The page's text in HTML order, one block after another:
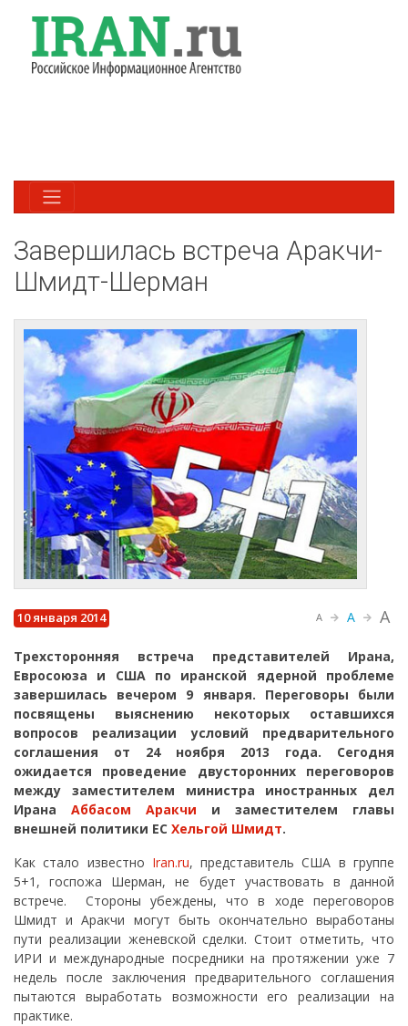
Завершилась встреча Аракчи-
Шмидт-Шерман
10 января 2014 A A A
Трехсторонняя встреча представителей Ирана,
Евросоюза и США по иранской ядерной проблеме
завершилась вечером 9 января. Переговоры были
посвящены выяснению некоторых оставшихся
вопросов реализации условий предварительного
соглашения от 24 ноября 2013 года. Сегодня
ожидается проведение двусторонних переговоров
между заместителем министра иностранных дел
Ирана Аббасом Аракчи и заместителем главы
внешней политики ЕС Хельгой Шмидт.
Как стало известно Iran.ru, представитель США в группе
5+1, госпожа Шерман, не будет участвовать в данной
встрече. Стороны убеждены, что в ходе переговоров
Шмидт и Аракчи могут быть окончательно выработаны
пути реализации женевской сделки. Стоит отметить, что
ИРИ и международные посредники на протяжении уже 7
недель после заключения предварительного соглашения
пытаются выработать возможности его реализации на
практике.